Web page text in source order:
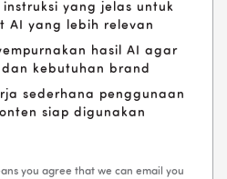
yang jelas untuk
AI yang lebih relevan
hasil AI agar
kebutuhan brand
sederhana penggunaan
siap digunakan
you agree that we can email you